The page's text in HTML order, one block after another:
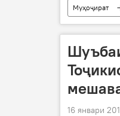
Муҳоҷират
16 январи